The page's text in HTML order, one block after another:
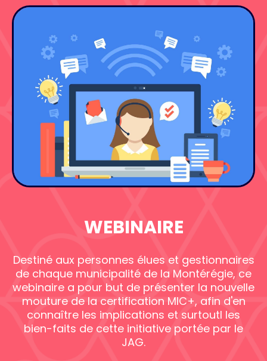
WEBINAIRE
Destiné aux personnes élues et gestionnaires
de chaque municipalité de la Montérégie, ce
webinaire a pour but de présenter la nouvelle
mouture de la certification MIC+, afin d'en
connaître les implications et surtoutl les
bien-faits de cette initiative portée par le
JAG.